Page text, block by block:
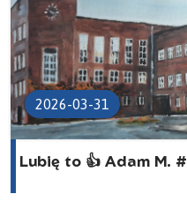
2026-03-31
Lubię to 👍 Adam M.